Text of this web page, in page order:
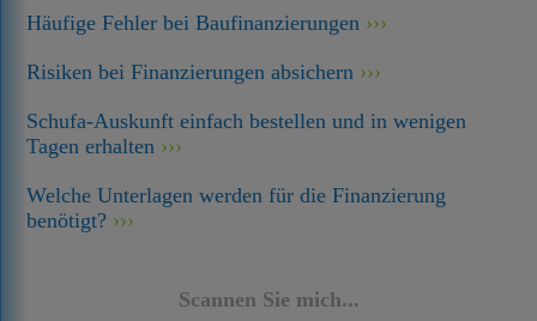
Häufige Fehler bei Baufinanzierungen
Risiken bei Finanzierungen absichern
Schufa-Auskunft einfach bestellen und in wenigen
Tagen erhalten
Welche Unterlagen werden für die Finanzierung
benötigt?
Scannen Sie mich...